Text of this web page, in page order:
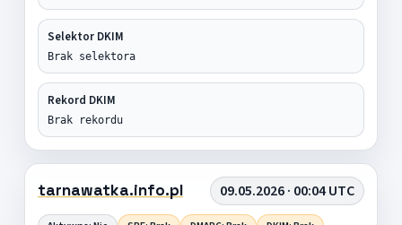
Selektor DKIM
Brak selektora
Rekord DKIM
Brak rekordu
tarnawatka.info.pl 09.05.2026 · 00:04 UTC